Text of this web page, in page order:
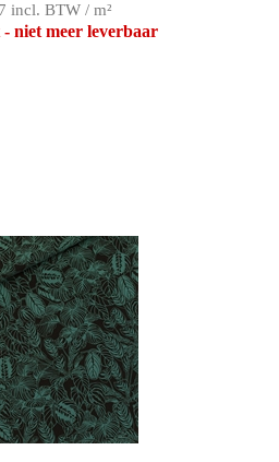
incl. BTW / m²
niet meer leverbaar